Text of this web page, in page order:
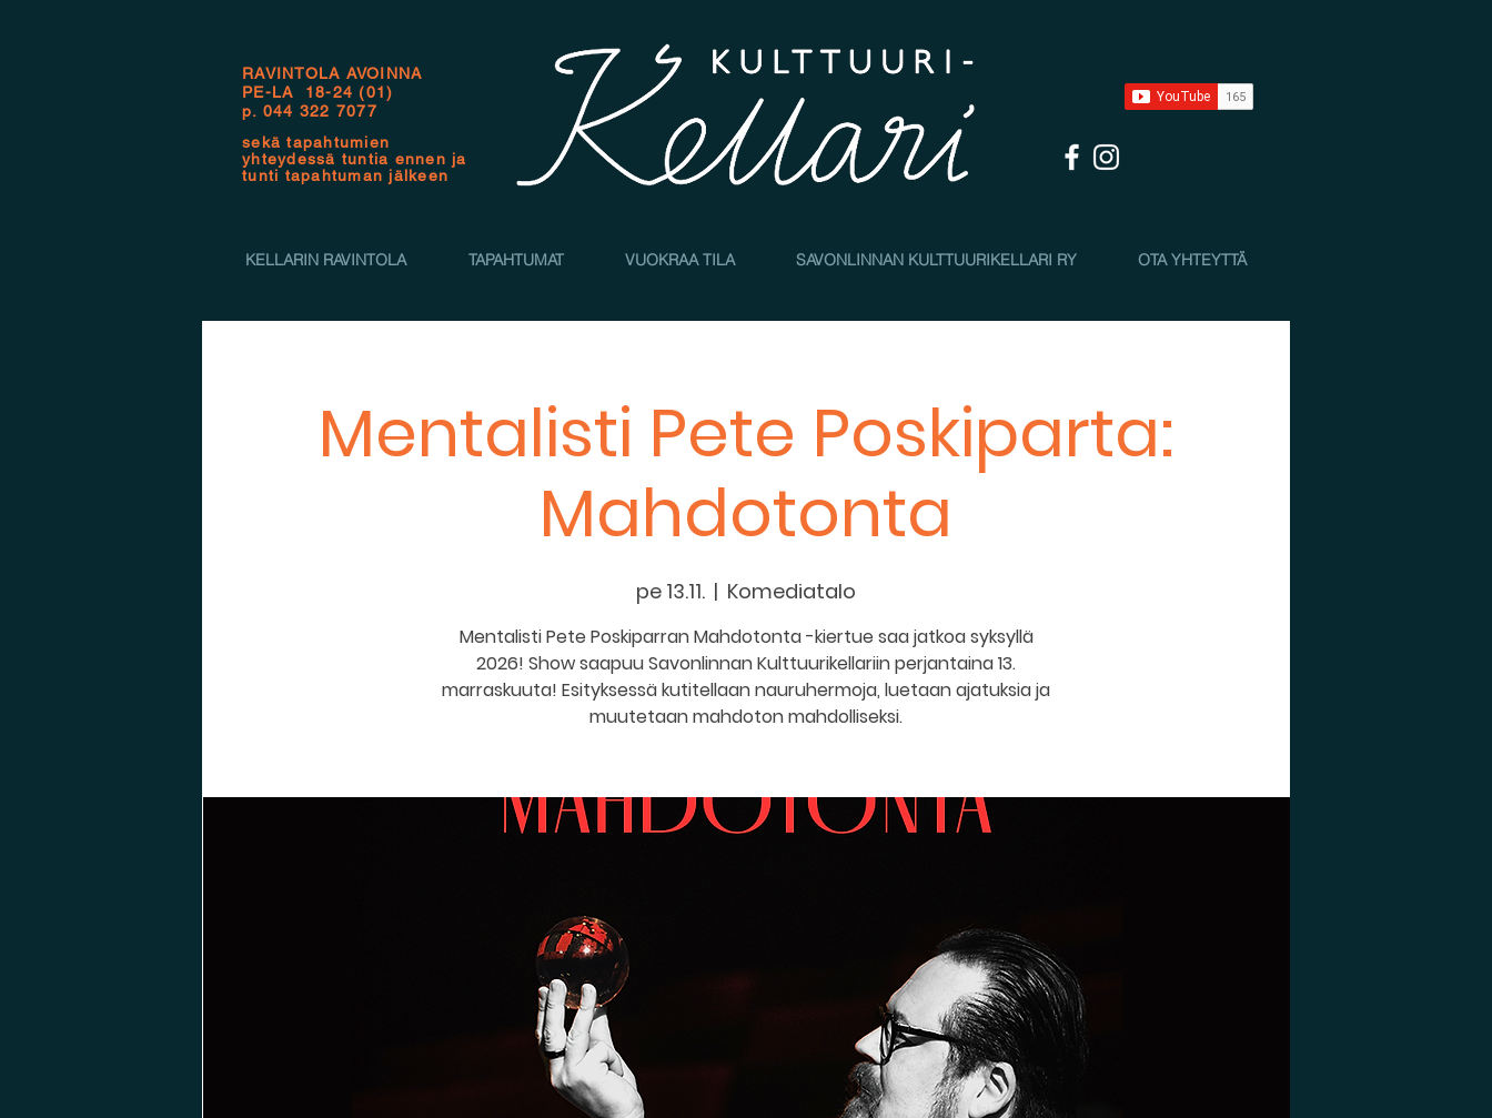
RAVINTOLA AVOINNA
PE-LA 18-24 (01)
p. 044 322 7077
sekä tapahtumien
yhteydessä tuntia ennen ja
tunti tapahtuman jälkeen
KELLARIN RAVINTOLA TAPAHTUMAT VUOKRAA TILA SAVONLINNAN KULTTUURIKELLARI RY OTA YHTEYTTÄ
Mentalisti Pete Poskiparta:
Mahdotonta
pe 13.11.
  |
Komediatalo
Mentalisti Pete Poskiparran Mahdotonta -kiertue saa jatkoa syksyllä
2026! Show saapuu Savonlinnan Kulttuurikellariin perjantaina 13.
marraskuuta! Esityksessä kutitellaan nauruhermoja, luetaan ajatuksia ja
muutetaan mahdoton mahdolliseksi.